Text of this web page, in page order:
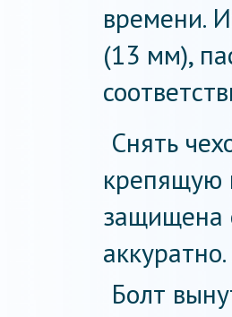
времени.
(13 мм),
Снять
крепящую
защищена
аккуратно.
Болт